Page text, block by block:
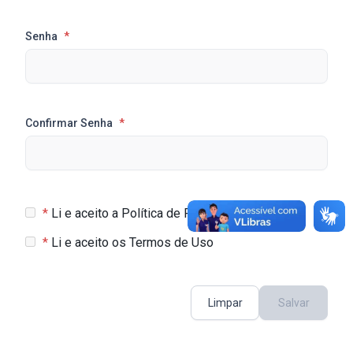
Senha *
Confirmar Senha *
* Li e aceito a Política de Privacidade
* Li e aceito os Termos de Uso
Limpar Salvar